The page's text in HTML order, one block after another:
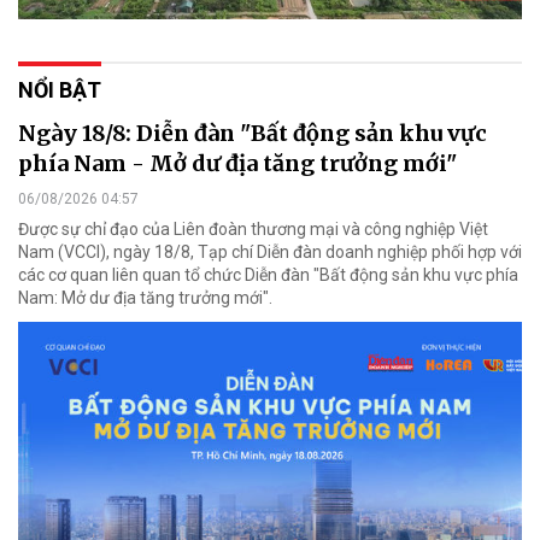
NỔI BẬT
Ngày 18/8: Diễn đàn "Bất động sản khu vực
phía Nam - Mở dư địa tăng trưởng mới"
06/08/2026 04:57
Được sự chỉ đạo của Liên đoàn thương mại và công nghiệp Việt
Nam (VCCI), ngày 18/8, Tạp chí Diễn đàn doanh nghiệp phối hợp với
các cơ quan liên quan tổ chức Diễn đàn "Bất động sản khu vực phía
Nam: Mở dư địa tăng trưởng mới".